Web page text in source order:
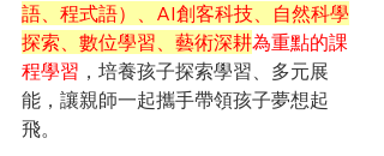
語、程式語）、AI創客科技、自然科學
探索、數位學習、藝術深耕為重點的課
程學習 ，培養孩子探索學習、多元展
能，讓親師一起攜手帶領孩子夢想起
飛。